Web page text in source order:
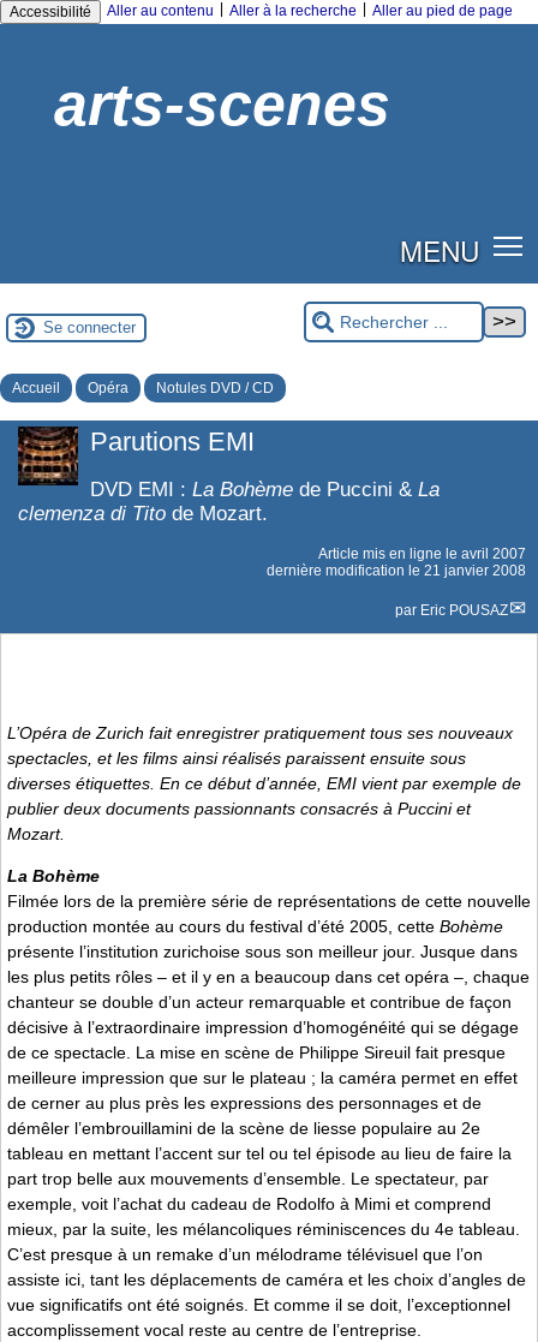
Accessibilité Aller au contenu Aller à la recherche Aller au pied de page
arts-scenes
MENU
Se connecter
Accueil Opéra Notules DVD / CD
Parutions EMI
DVD EMI : La Bohème de Puccini & La
clemenza di Tito de Mozart.
Article mis en ligne le avril 2007
dernière modification le 21 janvier 2008
par Eric POUSAZ
L’Opéra de Zurich fait enregistrer pratiquement tous ses nouveaux
spectacles, et les films ainsi réalisés paraissent ensuite sous
diverses étiquettes. En ce début d’année, EMI vient par exemple de
publier deux documents passionnants consacrés à Puccini et
Mozart.
La Bohème
Filmée lors de la première série de représentations de cette nouvelle
production montée au cours du festival d’été 2005, cette Bohème
présente l’institution zurichoise sous son meilleur jour. Jusque dans
les plus petits rôles – et il y en a beaucoup dans cet opéra –, chaque
chanteur se double d’un acteur remarquable et contribue de façon
décisive à l’extraordinaire impression d’homogénéité qui se dégage
de ce spectacle. La mise en scène de Philippe Sireuil fait presque
meilleure impression que sur le plateau ; la caméra permet en effet
de cerner au plus près les expressions des personnages et de
démêler l’embrouillamini de la scène de liesse populaire au 2e
tableau en mettant l’accent sur tel ou tel épisode au lieu de faire la
part trop belle aux mouvements d’ensemble. Le spectateur, par
exemple, voit l’achat du cadeau de Rodolfo à Mimi et comprend
mieux, par la suite, les mélancoliques réminiscences du 4e tableau.
C’est presque à un remake d’un mélodrame télévisuel que l’on
assiste ici, tant les déplacements de caméra et les choix d’angles de
vue significatifs ont été soignés. Et comme il se doit, l’exceptionnel
accomplissement vocal reste au centre de l’entreprise.